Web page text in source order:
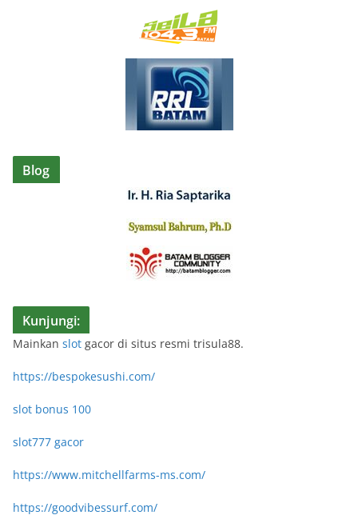
Blog
Kunjungi:
Mainkan slot gacor di situs resmi trisula88.
https://bespokesushi.com/
slot bonus 100
slot777 gacor
https://www.mitchellfarms-ms.com/
https://goodvibessurf.com/